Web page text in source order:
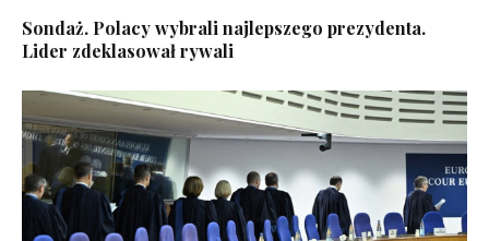
Sondaż. Polacy wybrali najlepszego prezydenta.
Lider zdeklasował rywali